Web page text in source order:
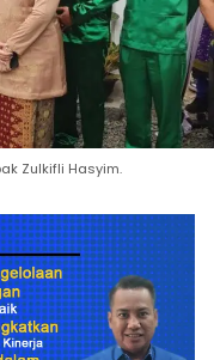
Zulkifli Hasyim.